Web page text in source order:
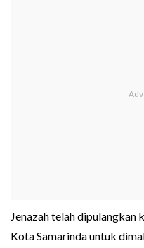
Jenazah telah dipulangkan
Kota Samarinda untuk